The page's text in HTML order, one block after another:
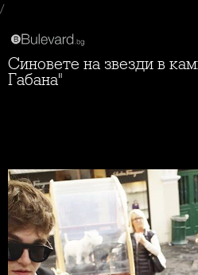
/
Синовете на звезди в кампания на "Долче и
Габана"